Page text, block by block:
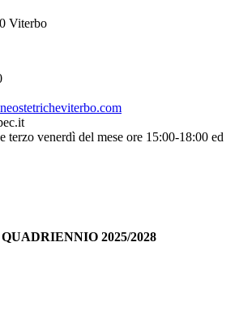
Viterbo
terzo venerdì del mese ore 15:00-18:00 ed
2025/2028